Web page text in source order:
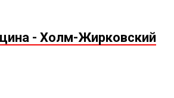
- Холм-Жирковский